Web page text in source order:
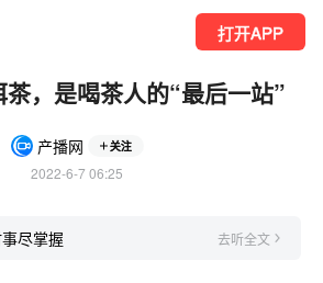
打开APP
，是喝茶人的“最后一站”
产播网 关注
2022-6-7 06:25
尽掌握 去听全文